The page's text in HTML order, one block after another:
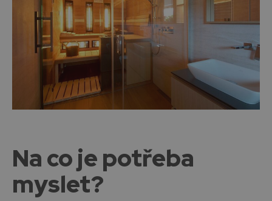
Na co je potřeba
myslet?